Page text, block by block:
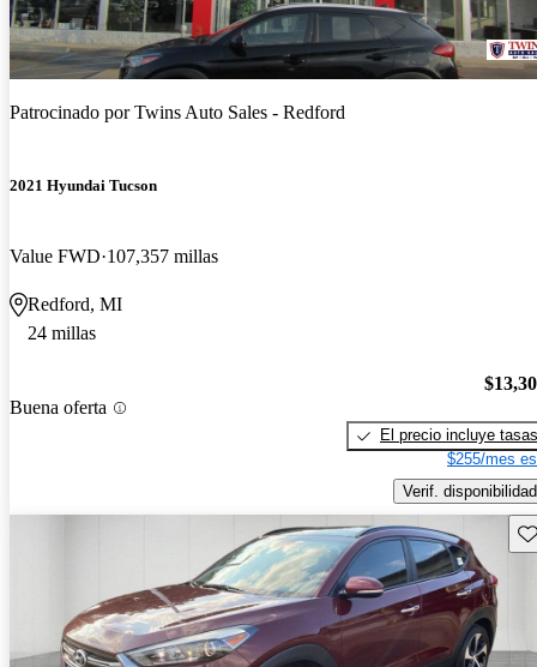
Patrocinado porTwins Auto Sales - Redford
2021 Hyundai Tucson
Value FWD 107,357 millas
Redford, MI
24 millas
Buena oferta
El precio incluye tasas
$255/mes
Verif. disponibilidad